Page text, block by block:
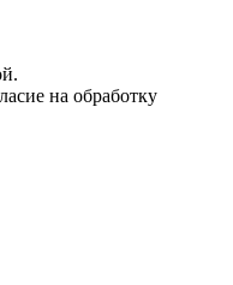
на обработку